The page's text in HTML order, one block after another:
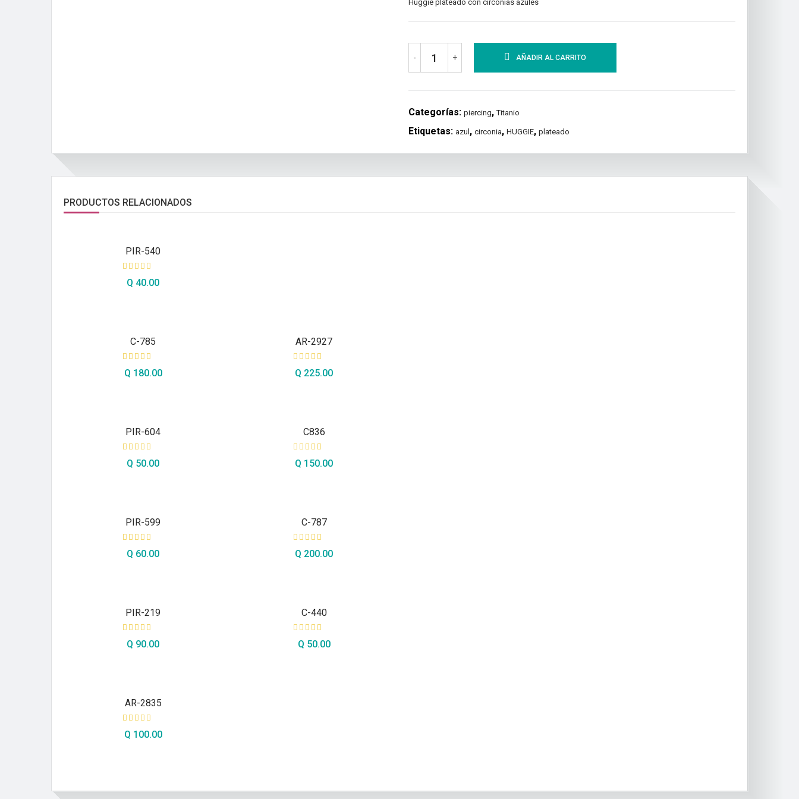
Huggie plateado con circonias azules
- + AÑADIR AL CARRITO
Categorías: piercing,Titanio
Etiquetas: azul , circonia, HUGGIE, plateado
PRODUCTOS RELACIONADOS
PIR-540
Q 40.00
C-785
Q 180.00
AR-2927
Q 225.00
PIR-604
Q 50.00
C836
Q 150.00
PIR-599
Q 60.00
C-787
Q 200.00
PIR-219
Q 90.00
C-440
Q 50.00
AR-2835
Q 100.00